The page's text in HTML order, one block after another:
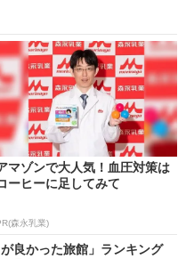
マゾンで大人気！血圧対策は
ーヒーに足してみて
森永乳業)
良かった旅館」ランキング